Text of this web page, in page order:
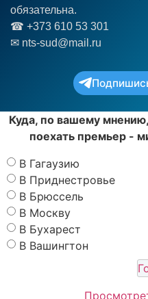
обязательна.
☎︎ +373 610 53 301
✉ nts-sud@mail.ru
Куда, по вашему
поехать премьер -
В Гагаузию
В Приднестровье
В Брюссель
В Москву
В Бухарест
В Вашингтон